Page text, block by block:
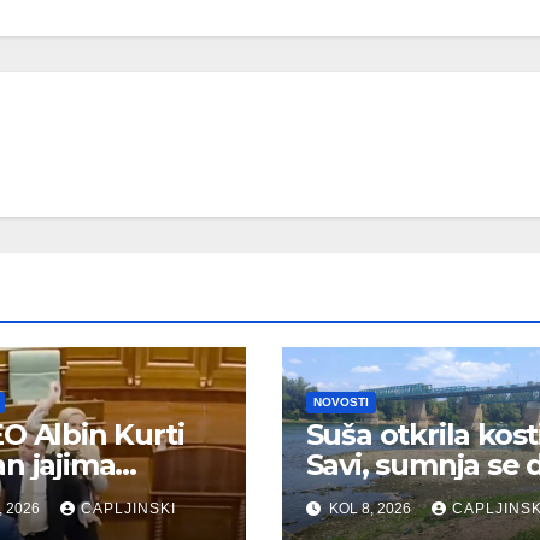
Albin Kurti
jajima
nastavka
2026 CAPLJINSKI
NOVOSTI
Suša otkrila
Savi, sumnja se
su ljudske
KOL 8, 2026